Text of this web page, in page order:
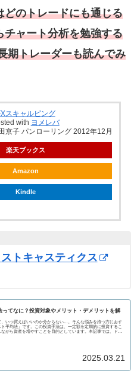
どのトレードにも通じる
チャート分析を勉強する
期トレーダーも読んでみ
スキャルピング
with ヨメレバ
京子 パンローリング 2012年12月
楽天ブックス
Amazon
Kindle
トキャスティクス
ってなに？投資対象やメリット・デメリットを解
、いつ買えばいいのか分からない…。そんな悩みを持つ方におす
平均法」です。この投資手法は、一定額を定期的に投資するこ
がら資産を増やすことを目的としています。本記事では、ドル
2025.03.21